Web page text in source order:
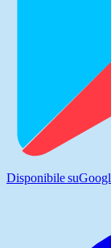
Disponibile su